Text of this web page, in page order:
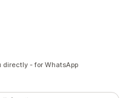
directly - for WhatsApp